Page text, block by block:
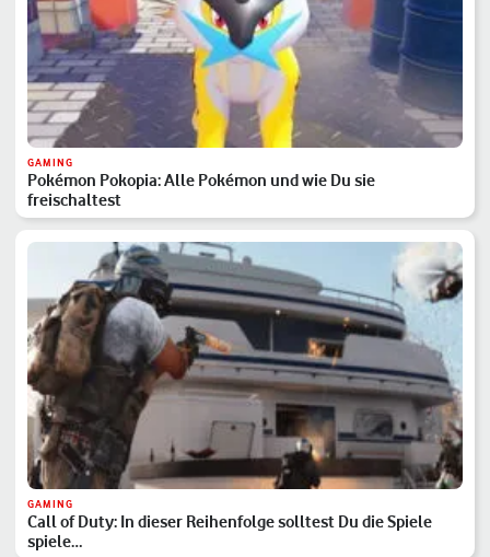
GAMING
Pokémon Pokopia: Alle Pokémon und wie Du sie
freischaltest
GAMING
Call of Duty: In dieser Reihenfolge solltest Du die Spiele
spiele…